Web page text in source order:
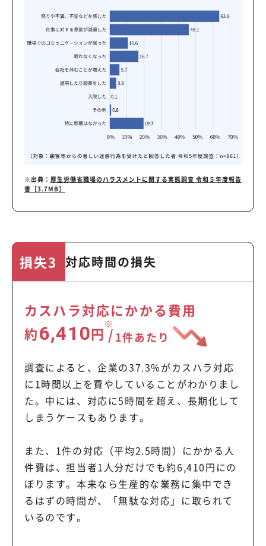
※出典： 厚生労働省職場のハラスメントに関する実態調査 令和５年度報告
書［3.7MB］
損失3 対応時間の損失
カスハラ対応にかかる費用
約6,410円※
/1件あたり
調査によると、企業の37.3%がカスハラ対応
に1時間以上を費やしていることがわかりまし
た。中には、対応に5時間を超え、長期化して
しまうケースもあります。
また、1件の対応（平均2.5時間）にかかる人
件費は、担当者1人分だけでも約6,410円にの
ぼります。本来なら生産的な業務に集中でき
るはずの時間が、「無駄な対応」に取られて
いるのです。